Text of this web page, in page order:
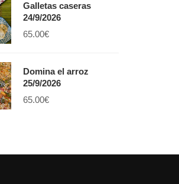
Galletas caseras
24/9/2026
65.00€
Domina el arroz
25/9/2026
65.00€